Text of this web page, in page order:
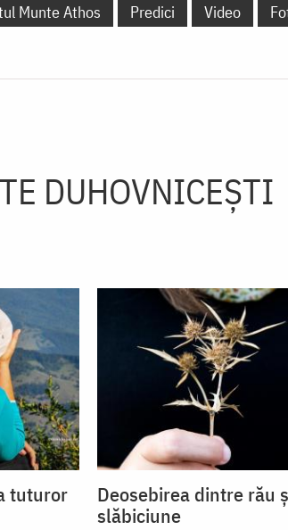
Munte Athos
Predici Video
DUHOVNICEȘTI
tuturor
Deosebirea dintre rău
slăbiciune